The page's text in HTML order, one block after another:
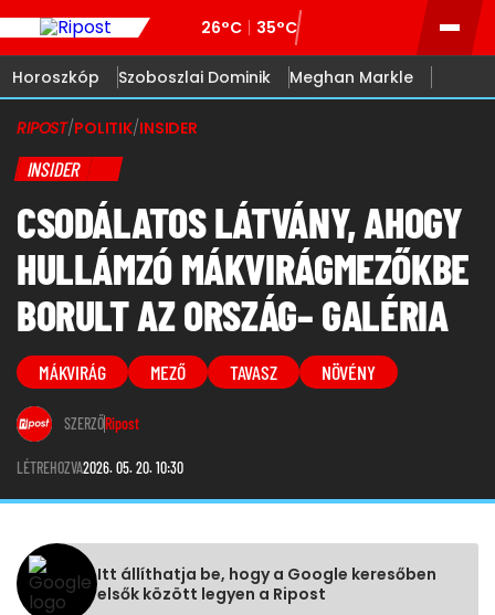
26°C 35°C
Horoszkóp Szoboszlai Dominik Meghan Markle
RIPOST/POLITIK/INSIDER
INSIDER
CSODÁLATOS LÁTVÁNY, AHOGY
HULLÁMZÓ MÁKVIRÁGMEZŐKBE
BORULT AZ ORSZÁG– GALÉRIA
MÁKVIRÁG MEZŐ TAVASZ NÖVÉNY
SZERZŐRipost
LÉTREHOZVA2026. 05. 20. 10:30
Itt állíthatja be, hogy a Google keresőben
elsők között legyen a Ripost